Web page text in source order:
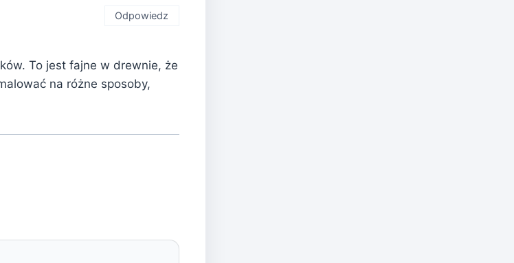
To jest fajne w drewnie, że
na różne sposoby,
Odpowiedz